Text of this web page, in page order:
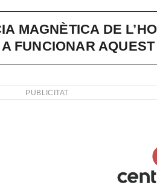
MAGNÈTICA DE
FUNCIONAR
PUBLICITAT